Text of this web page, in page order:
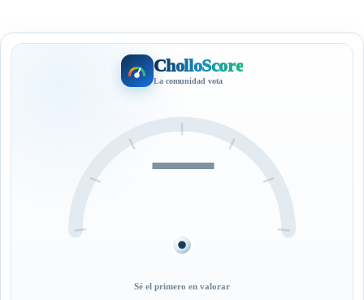
CholloScore
La comunidad vota
—
Sé el primero en valorar